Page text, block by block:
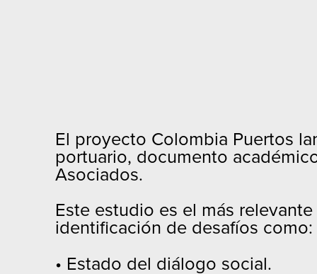
El proyecto Colombia Puertos
portuario, documento
Asociados.
Este estudio es el más
identificación de desafíos como:
• Estado del diálogo social.